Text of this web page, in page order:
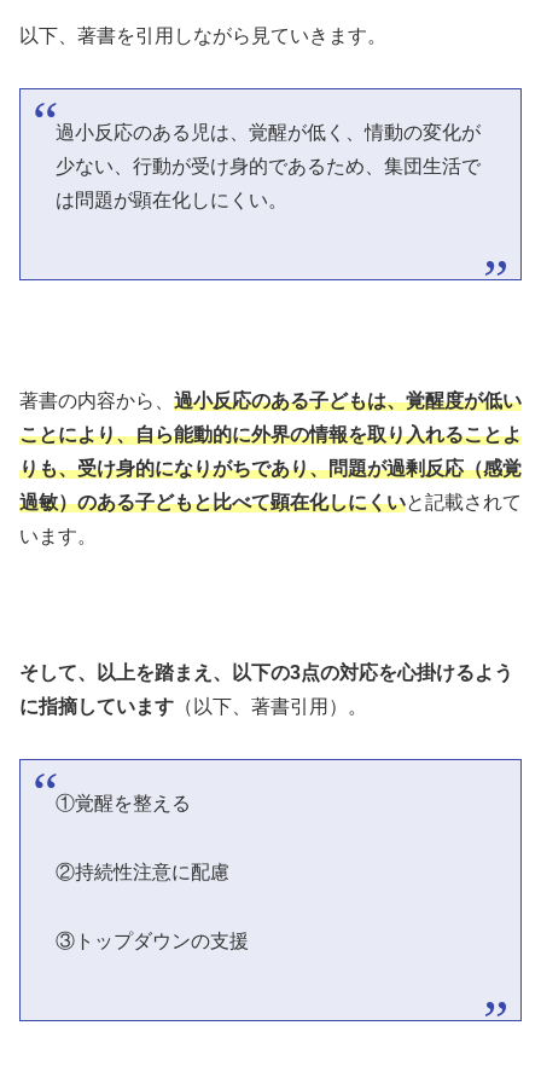
以下、著書を引用しながら見ていきます。
過小反応のある児は、覚醒が低く、情動の変化が
少ない、行動が受け身的であるため、集団生活で
は問題が顕在化しにくい。
著書の内容から、 過小反応のある子どもは、覚醒度が低い
ことにより、自ら能動的に外界の情報を取り入れることよ
りも、受け身的になりがちであり、問題が過剰反応（感覚
過敏）のある子どもと比べて顕在化しにくいと記載されて
います。
そして、以上を踏まえ、以下の3点の対応を心掛けるよう
に指摘しています （以下、著書引用）。
①覚醒を整える
②持続性注意に配慮
③トップダウンの支援